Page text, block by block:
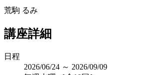
荒駒 るみ
講座詳細
日程
2026/06/24 ～ 2026/09/09